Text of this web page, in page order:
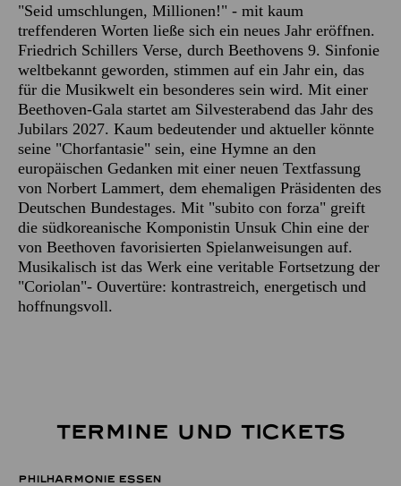
"Seid umschlungen, Millionen!" - mit kaum
treffenderen Worten ließe sich ein neues Jahr eröffnen.
Friedrich Schillers Verse, durch Beethovens 9. Sinfonie
weltbekannt geworden, stimmen auf ein Jahr ein, das
für die Musikwelt ein besonderes sein wird. Mit einer
Beethoven-Gala startet am Silvesterabend das Jahr des
Jubilars 2027. Kaum bedeutender und aktueller könnte
seine "Chorfantasie" sein, eine Hymne an den
europäischen Gedanken mit einer neuen Textfassung
von Norbert Lammert, dem ehemaligen Präsidenten des
Deutschen Bundestages. Mit "subito con forza" greift
die südkoreanische Komponistin Unsuk Chin eine der
von Beethoven favorisierten Spielanweisungen auf.
Musikalisch ist das Werk eine veritable Fortsetzung der
"Coriolan"- Ouvertüre: kontrastreich, energetisch und
hoffnungsvoll.
TERMINE UND TICKETS
PHILHARMONIE ESSEN